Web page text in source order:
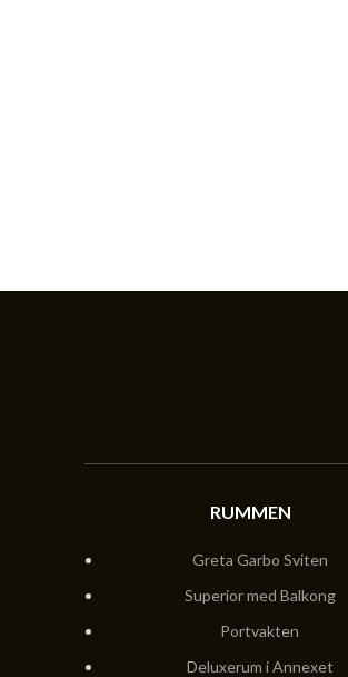
RUMMEN
Greta Garbo Sviten
Superior med Balkong
Portvakten
Deluxerum i Annexet